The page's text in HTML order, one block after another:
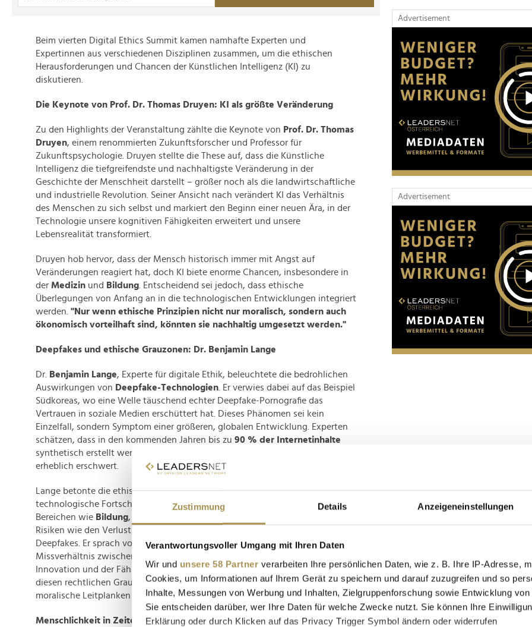
Zustimmung Details Anzeigeneinstellungen
Verantwortungsvoller Umgang mit Ihren Daten
Wir und unsere 58 Partner verarbeiten Ihre persönlichen Daten, wie z. B. Ihre IP-Adresse,
Cookies, um Informationen auf Ihrem Gerät zu speichern und darauf zuzugreifen und so
Inhalte, Messungen von Werbung und Inhalten, Zielgruppenforschung sowie Entwicklung
Sie entscheiden darüber, wer Ihre Daten für welche Zwecke nutzt. Sie können Ihre
Erklärung oder durch Klicken auf das Privacy Trigger Symbol ändern oder widerrufen
Beim vierten Digital Ethics Summit kamen namhafte Experten und
Expertinnen aus verschiedenen Disziplinen zusammen, um die ethischen
Herausforderungen und Chancen der Künstlichen Intelligenz (KI) zu
diskutieren.
Die Keynote von Prof. Dr. Thomas Druyen: KI als größte Veränderung
Zu den Highlights der Veranstaltung zählte die Keynote von Prof. Dr. Thomas
Druyen, einem renommierten Zukunftsforscher und Professor für
Zukunftspsychologie. Druyen stellte die These auf, dass die Künstliche
Intelligenz die tiefgreifendste und nachhaltigste Veränderung in der
Geschichte der Menschheit darstellt – größer noch als die landwirtschaftliche
und industrielle Revolution. Seiner Ansicht nach verändert KI das Verhältnis
des Menschen zu sich selbst und markiert den Beginn einer neuen Ära, in der
Technologie unsere kognitiven Fähigkeiten erweitert und unsere
Lebensrealität transformiert.
Druyen hob hervor, dass der Mensch historisch immer mit Angst auf
Veränderungen reagiert hat, doch KI biete enorme Chancen, insbesondere in
der Medizin und Bildung . Entscheidend sei jedoch, dass ethische
Überlegungen von Anfang an in die technologischen Entwicklungen integriert
werden. "Nur wenn ethische Prinzipien nicht nur moralisch, sondern auch
ökonomisch vorteilhaft sind, könnten sie nachhaltig umgesetzt werden."
Deepfakes und ethische Grauzonen: Dr. Benjamin Lange
Dr. Benjamin Lange, Experte für digitale Ethik, beleuchtete die bedrohlichen
Auswirkungen von Deepfake-Technologien . Er verwies dabei auf das Beispiel
Südkoreas, wo eine Welle täuschend echter Deepfake-Pornografie das
Vertrauen in soziale Medien erschüttert hat. Dieses Phänomen sei kein
Einzelfall, sondern Symptom einer größeren, globalen Entwicklung. Experten
schätzen, dass in den kommenden Jahren bis zu 90 % der Internetinhalte
synthetisch erstellt werden könnten, was die Erkennung von Desinformation
erheblich erschwert.
Lange betonte die ethischen Herausforderungen, die der rasante
technologische Fortschritt mit sich bringt. Während KI neue Chancen in
Bereichen wie Bildung,
Risiken wie den Verlust von Arbeitsplätzen und die Manipulation durch
Deepfakes. Er sprach vom sogenannten"Pacing-Problem"– dem
Missverhältnis zwischen der Geschwindigkeit der technologischen
Innovation und der Fähigkeit der Gesetzgebung, angemessen zu reagieren. In
diesen rechtlichen Grauzonen spielt die Ethik eine zentrale Rolle, um
moralische Leitplanken zu setzen.
Menschlichkeit in Zeiten der KI: Christiane Woopen
Advertisement
Advertisement